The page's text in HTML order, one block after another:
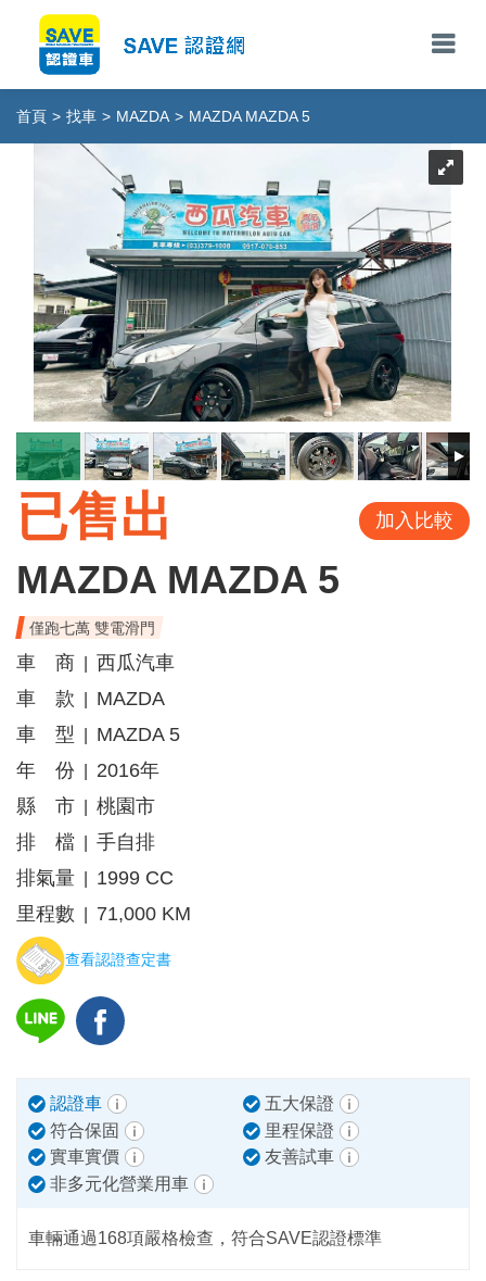
首頁 > 找車 > MAZDA > MAZDA MAZDA 5
已售出 加入比較
MAZDA MAZDA 5
僅跑七萬 雙電滑門
車 商
西瓜汽車
車 款
MAZDA
車 型
MAZDA 5
年 份
2016年
縣 市
桃園市
排 檔
手自排
排氣量
1999 CC
里程數
71,000 KM
查看認證查定書
認證車
五大保證
符合保固
里程保證
實車實價
友善試車
非多元化營業用車
車輛通過168項嚴格檢查，符合SAVE認證標準